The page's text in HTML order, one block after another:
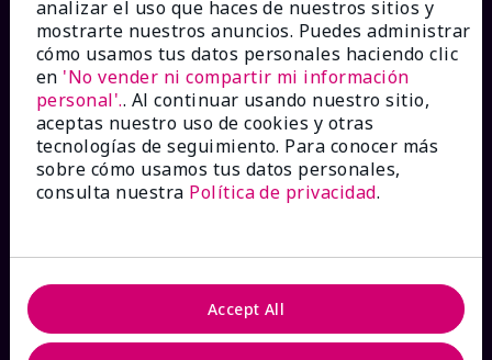
¿CÓMO PODEMOS AYUDAR?
Recibe e-mails
Contáctanos
analizar el uso que haces de nuestros sitios y
mostrarte nuestros anuncios. Puedes administrar
cómo usamos tus datos personales haciendo clic
en 'No vender ni compartir mi información
personal'.. Al continuar usando nuestro sitio,
aceptas nuestro uso de cookies y otras
tecnologías de seguimiento. Para conocer más
sobre cómo usamos tus datos personales,
consulta nuestra Política de privacidad.
Accept All